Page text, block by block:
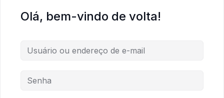
Olá, bem-vindo de volta!